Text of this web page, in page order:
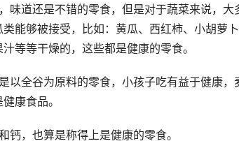
味道还是不错的零食，但是对于蔬菜来说，大
能够被接受，比如：黄瓜、西红柿、小胡萝
等等干燥的，这些都是健康的零食。
以全谷为原料的零食，小孩子吃有益于健康，
康食品。
，也算是称得上是健康的零食。